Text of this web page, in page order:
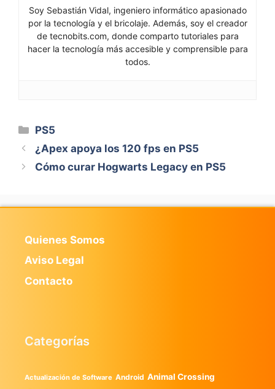
Soy Sebastián Vidal, ingeniero informático apasionado
por la tecnología y el bricolaje. Además, soy el creador
de tecnobits.com, donde comparto tutoriales para
hacer la tecnología más accesible y comprensible para
todos.
Categorías
PS5
¿Apex apoya los 120 fps en PS5
Cómo curar Hogwarts Legacy en PS5
Quienes Somos
Aviso Legal
Contacto
Categorías
Actualización de Software Android Animal Crossing